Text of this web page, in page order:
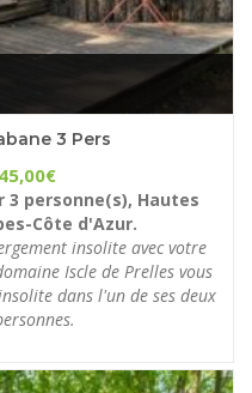
3 Pers
45,00€
personne(s), Hautes
Côte d'Azur.
insolite avec votre
Iscle de Prelles vous
dans l'un de ses deux